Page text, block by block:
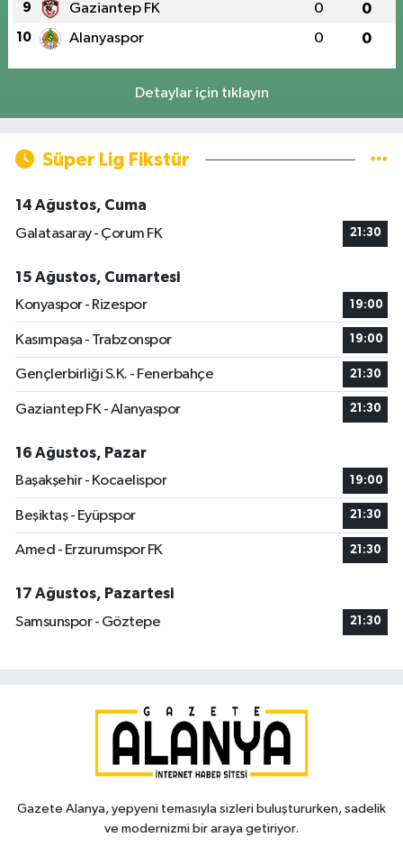
9 Gaziantep FK 0 0
10 Alanyaspor 0 0
Detaylar için tıklayın
Süper Lig Fikstür
14 Ağustos, Cuma
Galatasaray - Çorum FK
21:30
15 Ağustos, Cumartesi
Konyaspor - Rizespor
19:00
Kasımpaşa - Trabzonspor 19:00
Gençlerbirliği S.K. - Fenerbahçe 21:30
Gaziantep FK - Alanyaspor 21:30
16 Ağustos, Pazar
Başakşehir - Kocaelispor
19:00
Beşiktaş - Eyüpspor 21:30
Amed - Erzurumspor FK 21:30
17 Ağustos, Pazartesi
Samsunspor - Göztepe
21:30
Gazete Alanya, yepyeni temasıyla sizleri buluştururken, sadelik
ve modernizmi bir araya getiriyor.